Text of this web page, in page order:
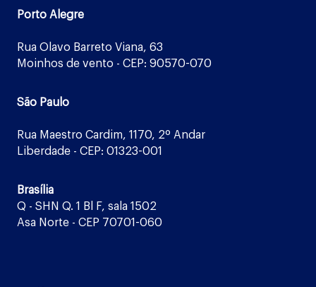
Porto Alegre
Rua Olavo Barreto Viana, 63
Moinhos de vento - CEP: 90570-070
São Paulo
Rua Maestro Cardim, 1170, 2º Andar
Liberdade - CEP: 01323-001
Brasília
Q - SHN Q. 1 Bl F, sala 1502
Asa Norte - CEP 70701-060